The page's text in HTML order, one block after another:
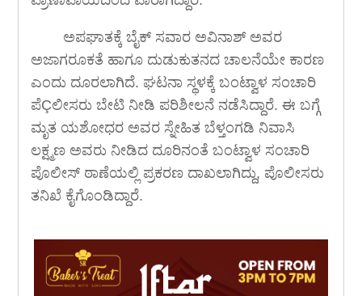
ಅಪಘಾತಕ್ಕೆ ಬೈಕ್ ಸವಾರ ಅವಿನಾಶ್ ಅವರ
ಅಜಾಗರೂಕತೆ ಹಾಗೂ ದುಡುಕುತನದ ಚಾಲನೆಯೇ ಕಾರಣ
ಎಂದು ದೂರಲಾಗಿದೆ. ಘಟನಾ ಸ್ಥಳಕ್ಕೆ ಬಂಟ್ವಾಳ ಸಂಚಾರಿ
ಪೆÇಲೀಸರು ಬೇಟಿ ನೀಡಿ ಪರಿಶೀಲನೆ ನಡೆಸಿದ್ದಾರೆ. ಈ ಬಗ್ಗೆ
ಮೃತ ಯಶೋಧರ ಅವರ ಸ್ನೇಹಿತ ಬೆಳ್ತಂಗಡಿ ನಿವಾಸಿ
ಲಕ್ಷ್ಮಣ ಅವರು ನೀಡಿದ ದೂರಿನಂತೆ ಬಂಟ್ವಾಳ ಸಂಚಾರಿ
ಪೊಲೀಸ್ ಠಾಣೆಯಲ್ಲಿ ಪ್ರಕರಣ ದಾಖಲಾಗಿದ್ದು, ಪೊಲೀಸರು
ತನಿಖೆ ಕೈಗೊಂಡಿದ್ದಾರೆ.